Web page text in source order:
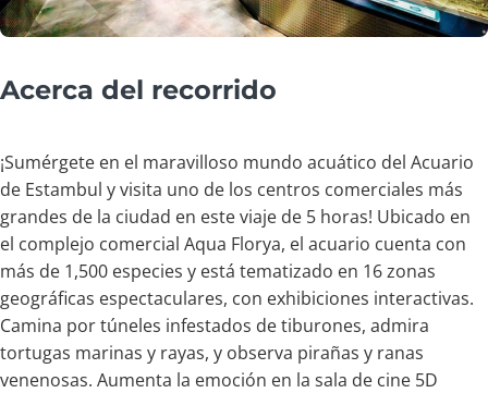
Acerca del recorrido
¡Sumérgete en el maravilloso mundo acuático del Acuario
de Estambul y visita uno de los centros comerciales más
grandes de la ciudad en este viaje de 5 horas! Ubicado en
el complejo comercial Aqua Florya, el acuario cuenta con
más de 1,500 especies y está tematizado en 16 zonas
geográficas espectaculares, con exhibiciones interactivas.
Camina por túneles infestados de tiburones, admira
tortugas marinas y rayas, y observa pirañas y ranas
venenosas. Aumenta la emoción en la sala de cine 5D